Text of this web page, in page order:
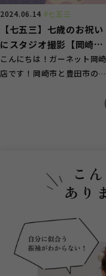
2024.06.14 #七五三
【七五三】七歳のお祝い
にスタジオ撮影【岡崎
市】
こんにちは！ガーネット岡崎
店です！岡崎市と豊田市の境
こ
あり